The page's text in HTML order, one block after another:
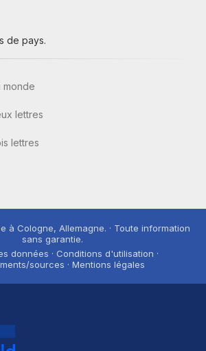
de pays.
monde
lettres
lettres
à Cologne, Allemagne. · Toute information
sans garantie.
données · Conditions d'utilisation ·
sources · Mentions légales